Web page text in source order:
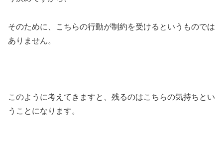
そのために、こちらの行動が制約を受けるというものでは
ありません。
このように考えてきますと、残るのはこちらの気持ちとい
うことになります。